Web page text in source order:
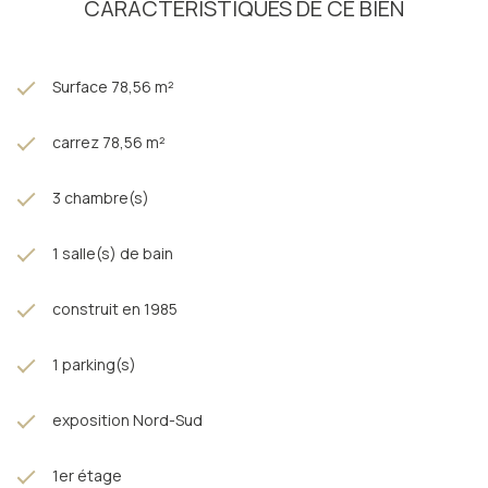
CARACTÉRISTIQUES DE CE BIEN
Surface 78,56 m²
carrez 78,56 m²
3 chambre(s)
1 salle(s) de bain
construit en 1985
1 parking(s)
exposition Nord-Sud
1er étage